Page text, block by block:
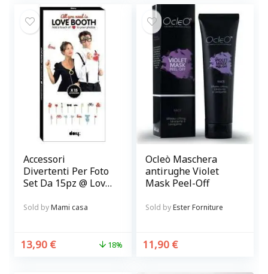
Accessori
Divertenti Per Foto
Set Da 15pz @ Love
Sold byMami casa
13,90 € 18%
Ocleò Maschera
antirughe Violet
Mask Peel-Off
Sold byEster Forniture
11,90 €